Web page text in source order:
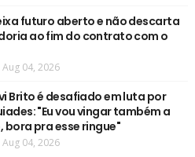
futuro aberto e não descarta
ao fim do contrato com o
Aug 04, 2026
Brito é desafiado em luta por
"Eu vou vingar também a
bora pra esse ringue"
Aug 04, 2026